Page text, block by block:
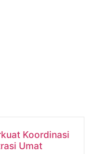
Koordinasi
Umat